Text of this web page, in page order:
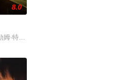
意中卷入了一场谋杀迷
8.0
·特纳 饰）和满怀浪漫情怀和希望的艾莉